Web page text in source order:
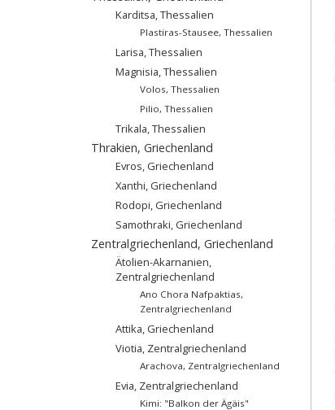
Karditsa, Thessalien
Plastiras-Stausee, Thessalien
Larisa, Thessalien
Magnisia, Thessalien
Volos, Thessalien
Pilio, Thessalien
Trikala, Thessalien
Thrakien, Griechenland
Evros, Griechenland
Xanthi, Griechenland
Rodopi, Griechenland
Samothraki, Griechenland
Zentralgriechenland, Griechenland
Ätolien-Akarnanien,
Zentralgriechenland
Ano Chora Nafpaktias,
Zentralgriechenland
Attika, Griechenland
Viotia, Zentralgriechenland
Arachova, Zentralgriechenland
Evia, Zentralgriechenland
Kimi: "Balkon der Ägäis"